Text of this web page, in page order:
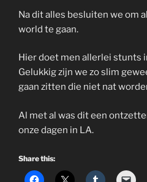
Na dit alles besluiten we om
world te gaan.
Hier doet men allerlei stunts
Gelukkig zijn we zo slim
gaan zitten die niet nat
Al met al was dit een
onze dagen in LA.
Share this: